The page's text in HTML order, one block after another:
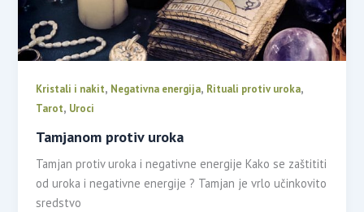
Kristali i nakit, Negativna energija, Rituali protiv uroka,
Tarot, Uroci
Tamjanom protiv uroka
Tamjan protiv uroka i negativne energije Kako se zaštititi
od uroka i negativne energije ? Tamjan je vrlo učinkovito
sredstvo